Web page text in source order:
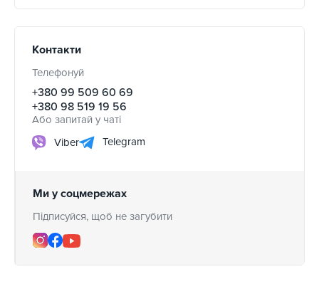
Контакти
Телефонуй
+380 99 509 60 69
+380 98 519 19 56
Або запитай у чаті
Viber
Telegram
Ми у соцмережах
Підписуйся, щоб не загубити